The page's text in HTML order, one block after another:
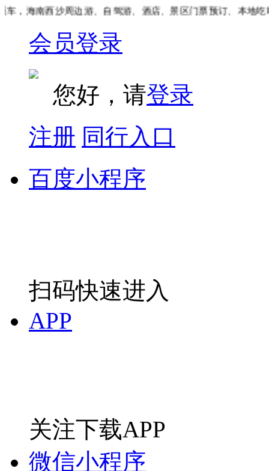
海南西沙周边游、自驾游、酒店、景区门票预订、本地吃喝
会员登录
您好，请登录
注册 同行入口
百度小程序
扫码快速进入
APP
关注下载APP
微信小程序